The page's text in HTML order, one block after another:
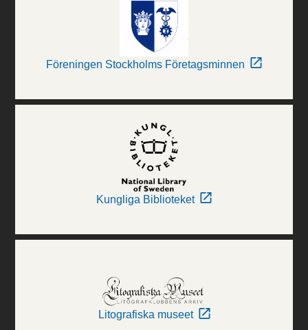
Föreningen Stockholms Företagsminnen
Kungliga Biblioteket
Litografiska museet